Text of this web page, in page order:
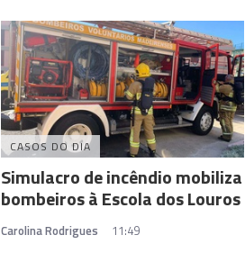
CASOS DO DIA
Simulacro de incêndio mobiliza
bombeiros à Escola dos Louros
Carolina Rodrigues 11:49